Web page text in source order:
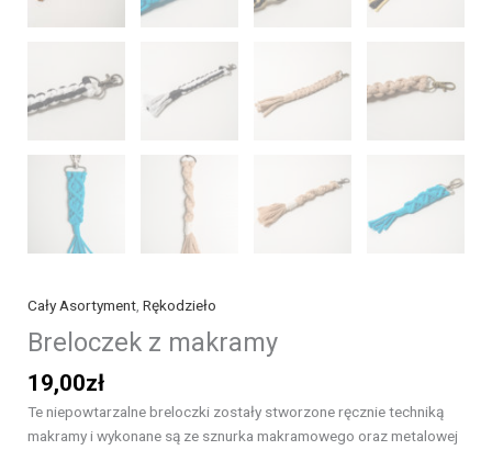
Cały Asortyment Rękodzieło
Breloczek z makramy
19,00zł
Te niepowtarzalne breloczki zostały stworzone ręcznie techniką
makramy i wykonane są ze sznurka makramowego oraz metalowej